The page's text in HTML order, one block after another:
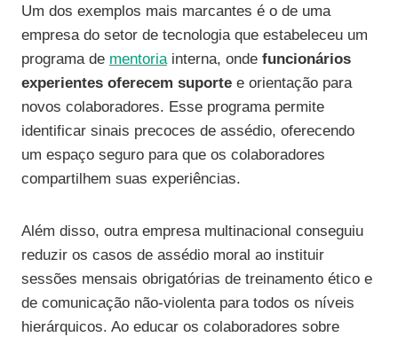
Um dos exemplos mais marcantes é o de uma
empresa do setor de tecnologia que estabeleceu um
programa de mentoriainterna, onde funcionários
experientes oferecem suporte e orientação para
novos colaboradores. Esse programa permite
identificar sinais precoces de assédio, oferecendo
um espaço seguro para que os colaboradores
compartilhem suas experiências.
Além disso, outra empresa multinacional conseguiu
reduzir os casos de assédio moral ao instituir
sessões mensais obrigatórias de treinamento ético e
de comunicação não-violenta para todos os níveis
hierárquicos. Ao educar os colaboradores sobre